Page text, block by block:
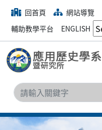
回首頁 網站導覽
輔助教學平台
ENGLISH